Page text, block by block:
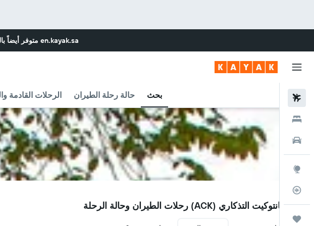
en.kayak.sa متوفر أيضاً
بحث حالة رحلة الطيران الرحلات القادمة
سيارات
ACK
مطار نانتوكيت التذكاري (ACK) رحلات الطيران وحالة الرحلة